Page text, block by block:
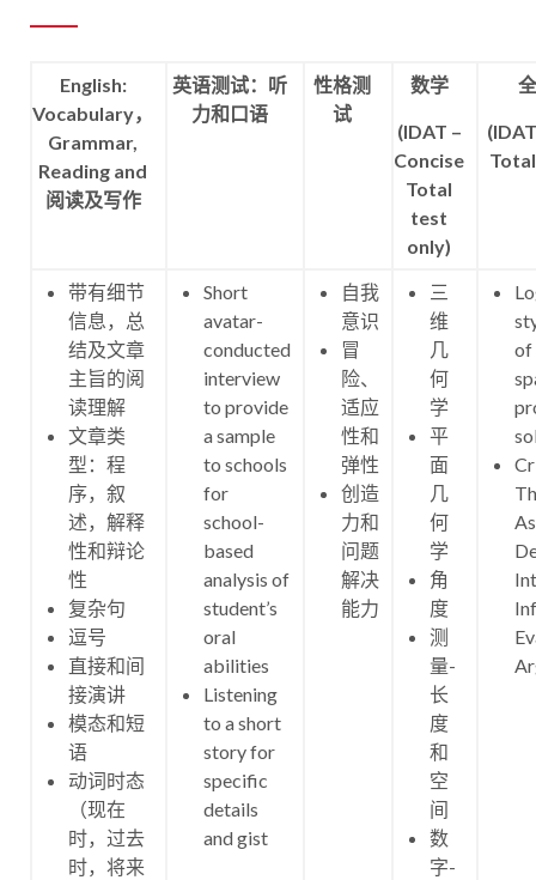
English:
Vocabulary，
Grammar,
Reading and
阅读及写作
英语测试：听
力和口语
性格测
试
数学
(IDAT –
Concise
Total
test
only)
带有细节
信息，总
结及文章
主旨的阅
读理解
文章类
型：程
序，叙
述，解释
性和辩论
性
复杂句
逗号
直接和间
接演讲
模态和短
语
动词时态
（现在
时，过去
时，将来
Short
avatar-
conducted
interview
to provide
a sample
to schools
for
school-
based
analysis of
student’s
oral
abilities
Listening
to a short
story for
specific
details
and gist
自我
意识
冒
险、
适应
性和
弹性
创造
力和
问题
解决
能力
三
维
几
何
学
平
面
几
何
学
角
度
测
量-
长
度
和
空
间
数
字-
of